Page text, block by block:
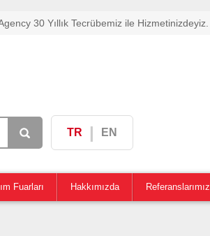
30 Yıllık Tecrübemiz ile Hizmetinizdeyiz.
TR | EN
Fuarları Hakkımızda Referanslarımız